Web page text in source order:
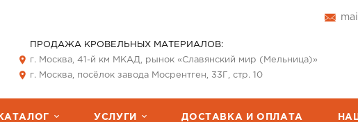
ПРОДАЖА КРОВЕЛЬНЫХ МАТЕРИАЛОВ:
г. Москва, 41-й км МКАД, рынок «Славянский мир (Мельница)»
г. Москва, посёлок завода Мосрентген, 33Г, стр. 10
КАТАЛОГ УСЛУГИ ДОСТАВКА И ОПЛАТА